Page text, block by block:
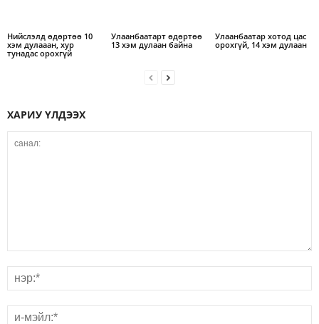
Нийслэлд өдөртөө 10
хэм дулааан, хур
тунадас орохгүй
Улаанбаатарт өдөртөө
13 хэм дулаан байна
Улаанбаатар хотод цас
орохгүй, 14 хэм дулаан
ХАРИУ ҮЛДЭЭХ